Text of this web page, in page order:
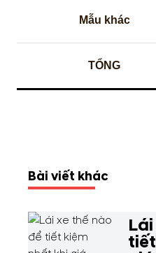
Mẫu khác
TỔNG
Bài viết khác